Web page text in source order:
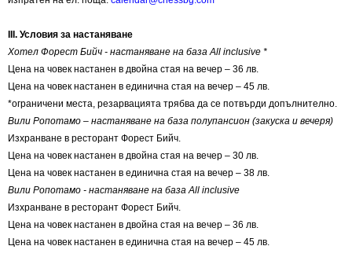
III. Условия за настаняване
Хотел Форест Бийч - настаняване на база All inclusive *
Цена на човек настанен в двойна стая на вечер – 36 лв.
Цена на човек настанен в единична стая на вечер – 45 лв.
*ограничени места, резарвацията трябва да се потвърди допълнително.
Вили Ропотамо – настаняване на база полупансион (закуска и вечеря)
Изхранване в ресторант Форест Бийч.
Цена на човек настанен в двойна стая на вечер – 30 лв.
Цена на човек настанен в единична стая на вечер – 38 лв.
Вили Ропотамо - настаняване на база All inclusive
Изхранване в ресторант Форест Бийч.
Цена на човек настанен в двойна стая на вечер – 36 лв.
Цена на човек настанен в единична стая на вечер – 45 лв.